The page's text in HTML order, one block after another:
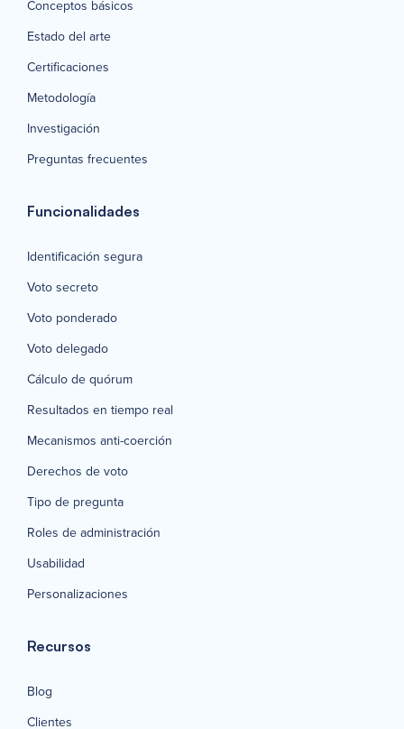
Conceptos básicos
Estado del arte
Certificaciones
Metodología
Investigación
Preguntas frecuentes
Funcionalidades
Identificación segura
Voto secreto
Voto ponderado
Voto delegado
Cálculo de quórum
Resultados en tiempo real
Mecanismos anti-coerción
Derechos de voto
Tipo de pregunta
Roles de administración
Usabilidad
Personalizaciones
Recursos
Blog
Clientes